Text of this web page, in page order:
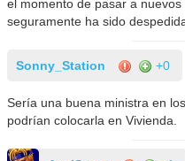
el momento de pasar a
seguramente ha sido
Sonny_Station +0
Sería una buena ministra en
podrían colocarla en Vivienda.